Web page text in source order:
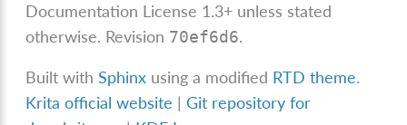
Documentation License 1.3+ unless stated
otherwise. Revision 70ef6d6.
Built withSphinx using a modified RTD theme.
Krita official website |Git repository for